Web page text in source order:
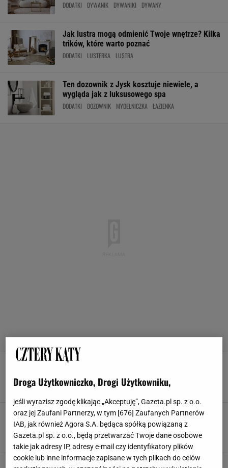
DODATKI DYWANIK DYWANIKI DYWANY
Jak lustra mogą odmienić Twoje wnętrze? Kilka
trików, które warto poznać
DODATKI LUSTERKA LUSTRA
Ten dozownik z Jysk kosztuje niewiele, a
wygląda jak z luksusowego spa
DODATKI DOZOWNIK MYDELNICZKA ŁAZIENKA
Cynamon, pomarańcza i wanilia w roli głównej.
DODATKI SINSAY ZAPACHY ŚWIECE
Jesienne dodatki, które robią różnicę. Jeden z
nich kosztuje mniej niż 60 zł
DODATKI KOCE KUBKI SINSAY
Designerskie dodatki do domu do 40 zł, które
Droga Użytkowniczko, Drogi Użytkowniku,
jeśli wyrazisz zgodę klikając „Akceptuję”, Gazeta.pl sp. z o.o.
oraz jej Zaufani Partnerzy, w tym [ 676 ] Zaufanych Partnerów
IAB, jak również Agora S.A. będąca spółką powiązaną z
Gazeta.pl sp. z o.o., będą przetwarzać Twoje dane osobowe
takie jak adresy IP, adresy e-mail czy identyfikatory plików
cookie lub inne informacje zapisane w tych plikach do celów